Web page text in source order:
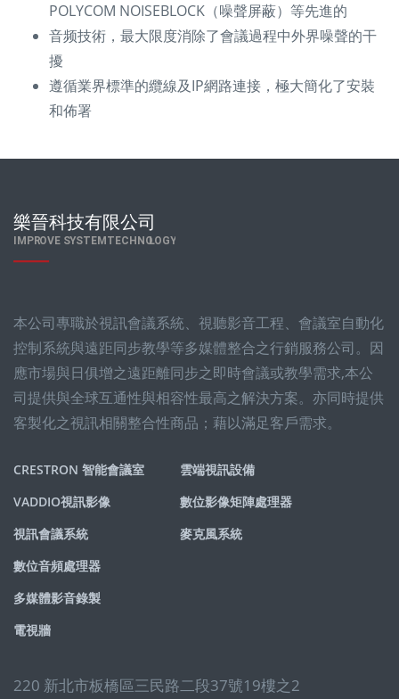
POLYCOM NOISEBLOCK（噪聲屏蔽）等先進的
音频技術，最大限度消除了會議過程中外界噪聲的干
擾
遵循業界標準的纜線及IP網路連接，極大簡化了安裝
和佈署
本公司專職於視訊會議系統、視聽影音工程、會議室自動化
控制系統與遠距同步教學等多媒體整合之行銷服務公司。因
應市場與日俱增之遠距離同步之即時會議或教學需求,本公
司提供與全球互通性與相容性最高之解決方案。亦同時提供
客製化之視訊相關整合性商品；藉以滿足客戶需求。
CRESTRON 智能會議室
VADDIO視訊影像
視訊會議系統
雲端視訊設備
數位影像矩陣處理器
麥克風系統
數位音頻處理器
多媒體影音錄製
電視牆
220 新北市板橋區三民路二段37號19樓之2